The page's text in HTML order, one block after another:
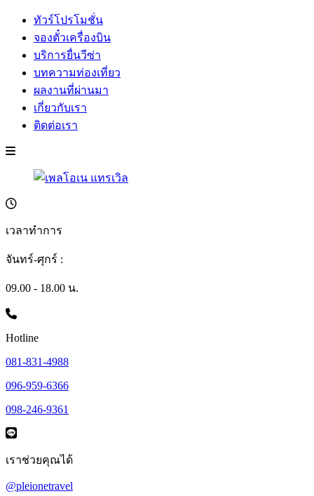
ทัวร์โปรโมชั่น
จองตั๋วเครื่องบิน
บริการยื่นวีซ่า
บทความท่องเที่ยว
ผลงานที่ผ่านมา
เกี่ยวกับเรา
ติดต่อเรา
เวลาทำการ
จันทร์-ศุกร์ :
09.00 - 18.00 น.
Hotline
081-831-4988
096-959-6366
098-246-9361
เราช่วยคุณได้
@pleionetravel